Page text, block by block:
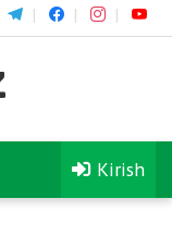
Kirish